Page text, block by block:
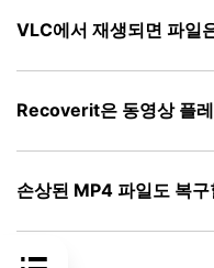
VLC에서 재생되면 파일
Recoverit은 동영상 플
손상된 MP4 파일도 복